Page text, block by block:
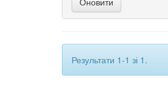
Результати 1-1 зі 1.